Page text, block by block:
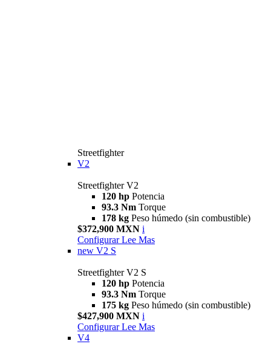
Streetfighter
V2
Streetfighter V2
120 hp Potencia
93.3 Nm Torque
178 kg Peso húmedo (sin combustible)
$372,900 MXN i
Configurar Lee Mas
new V2 S
Streetfighter V2 S
120 hp Potencia
93.3 Nm Torque
175 kg Peso húmedo (sin combustible)
$427,900 MXN i
Configurar Lee Mas
V4